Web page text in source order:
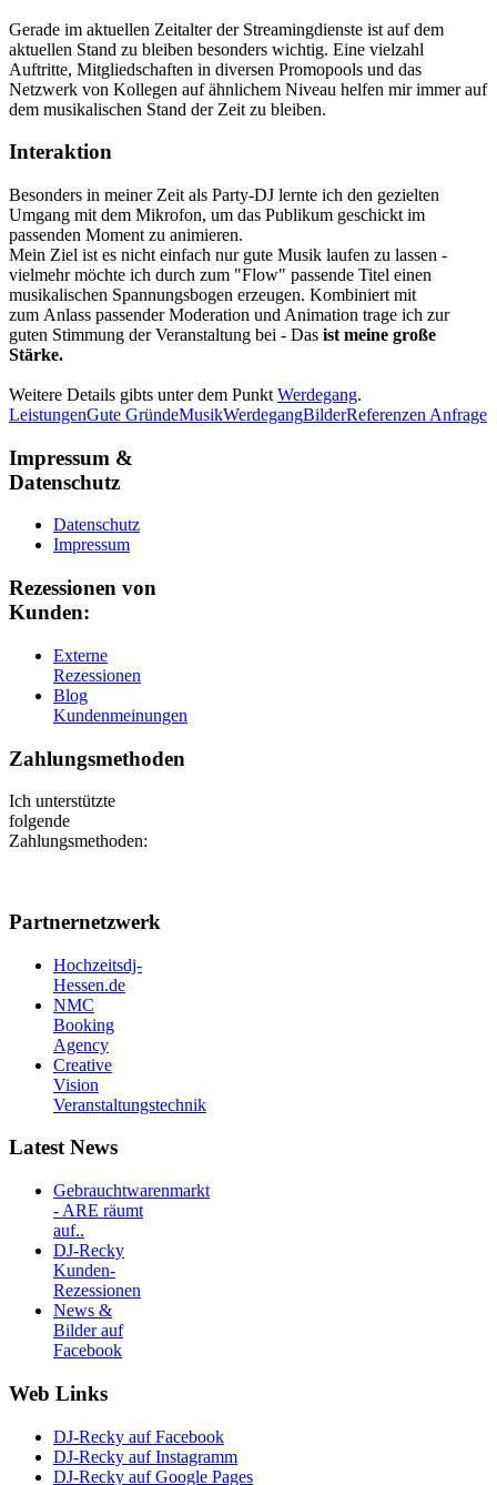
Gerade im aktuellen Zeitalter der Streamingdienste ist auf dem
aktuellen Stand zu bleiben besonders wichtig. Eine vielzahl
Auftritte, Mitgliedschaften in diversen Promopools und das
Netzwerk von Kollegen auf ähnlichem Niveau helfen mir immer auf
dem musikalischen Stand der Zeit zu bleiben.
Interaktion
Besonders in meiner Zeit als Party-DJ lernte ich den gezielten
Umgang mit dem Mikrofon, um das Publikum geschickt im
passenden Moment zu animieren.
Mein Ziel ist es nicht einfach nur gute Musik laufen zu lassen -
vielmehr möchte ich durch zum "Flow" passende Titel einen
musikalischen Spannungsbogen erzeugen. Kombiniert mit
zum Anlass passender Moderation und Animation trage ich zur
guten Stimmung der Veranstaltung bei - Das ist meine große
Stärke.
Weitere Details gibts unter dem Punkt Werdegang.
LeistungenGute GründeMusikWerdegangBilderReferenzen Anfrage
Impressum &
Datenschutz
Datenschutz
Impressum
Rezessionen von
Kunden:
Externe
Rezessionen
Blog
Kundenmeinungen
Zahlungsmethoden
Ich unterstützte
folgende
Zahlungsmethoden:
Partnernetzwerk
Hochzeitsdj-
Hessen.de
NMC
Booking
Agency
Creative
Vision
Veranstaltungstechnik
Latest News
Gebrauchtwarenmarkt
- ARE räumt
auf..
DJ-Recky
Kunden-
Rezessionen
News &
Bilder auf
Facebook
Web Links
DJ-Recky auf Facebook
DJ-Recky auf Instagramm
DJ-Recky auf Google Pages